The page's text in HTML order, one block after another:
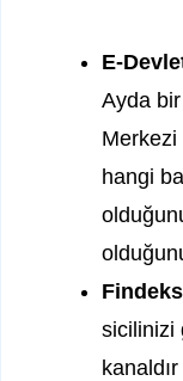
E-
Ayda
Merkezi
hangi
sicilinizi